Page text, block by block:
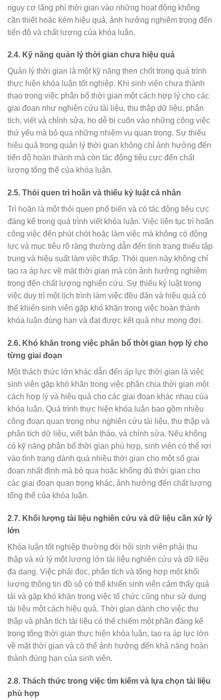
nguy cơ lãng phí thời gian vào những hoạt động không
cần thiết hoặc kém hiệu quả, ảnh hưởng nghiêm trọng đến
tiến độ và chất lượng của khóa luận.
2.4. Kỹ năng quản lý thời gian chưa hiệu quả
Quản lý thời gian là một kỹ năng then chốt trong quá trình
thực hiện khóa luận tốt nghiệp. Khi sinh viên chưa thành
thạo trong việc phân bổ thời gian một cách hợp lý cho các
giai đoạn như nghiên cứu tài liệu, thu thập dữ liệu, phân
tích, viết và chỉnh sửa, họ dễ bị cuốn vào những công việc
thứ yếu mà bỏ qua những nhiệm vụ quan trọng. Sự thiếu
hiệu quả trong quản lý thời gian không chỉ ảnh hưởng đến
tiến độ hoàn thành mà còn tác động tiêu cực đến chất
lượng tổng thể của khóa luận.
2.5. Thói quen trì hoãn và thiếu kỷ luật cá nhân
Trì hoãn là một thói quen phổ biến và có tác động tiêu cực
đáng kể trong quá trình viết khóa luận. Việc liên tục trì hoãn
công việc đến phút chót hoặc làm việc mà không có động
lực và mục tiêu rõ ràng thường dẫn đến tình trạng thiếu tập
trung và hiệu suất làm việc thấp. Thói quen này không chỉ
tạo ra áp lực về mặt thời gian mà còn ảnh hưởng nghiêm
trọng đến chất lượng nghiên cứu. Sự thiếu kỷ luật trong
việc duy trì một lịch trình làm việc đều đặn và hiệu quả có
thể khiến sinh viên gặp khó khăn trong việc hoàn thành
khóa luận đúng hạn và đạt được kết quả như mong đợi.
2.6. Khó khăn trong việc phân bổ thời gian hợp lý cho
từng giai đoạn
Một thách thức lớn khác dẫn đến áp lực thời gian là việc
sinh viên gặp khó khăn trong việc phân chia thời gian một
cách hợp lý và hiệu quả cho các giai đoạn khác nhau của
khóa luận. Quá trình thực hiện khóa luận bao gồm nhiều
công đoạn quan trọng như nghiên cứu tài liệu, thu thập và
phân tích dữ liệu, viết bản thảo, và chỉnh sửa. Nếu không
có kỹ năng phân bổ thời gian phù hợp, sinh viên có thể rơi
vào tình trạng dành quá nhiều thời gian cho một số giai
đoạn nhất định mà bỏ qua hoặc không đủ thời gian cho
các giai đoạn quan trọng khác, ảnh hưởng đến chất lượng
tổng thể của khóa luận.
2.7. Khối lượng tài liệu nghiên cứu và dữ liệu cần xử lý
lớn
Khóa luận tốt nghiệp thường đòi hỏi sinh viên phải thu
thập và xử lý một lượng lớn tài liệu nghiên cứu và dữ liệu
đa dạng. Việc phải đọc, phân tích và tổng hợp một khối
lượng thông tin đồ sộ có thể khiến sinh viên cảm thấy quá
tải và gặp khó khăn trong việc tổ chức cũng như sử dụng
tài liệu một cách hiệu quả. Thời gian dành cho việc thu
thập và phân tích tài liệu có thể chiếm một phần đáng kể
trong tổng thời gian thực hiện khóa luận, tạo ra áp lực lớn
về mặt thời gian và có thể ảnh hưởng đến khả năng hoàn
thành đúng hạn của sinh viên.
2.8. Thách thức trong việc tìm kiếm và lựa chọn tài liệu
phù hợp